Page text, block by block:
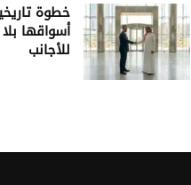
خطوة
أسواقها
للأجانب